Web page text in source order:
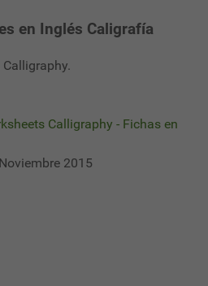
en Inglés Caligrafía
Calligraphy.
Calligraphy - Fichas en
2015